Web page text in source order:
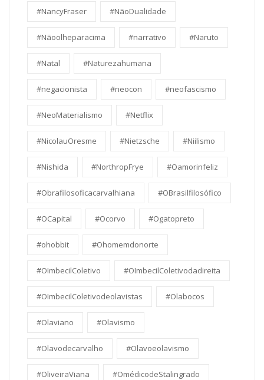
#NancyFraser #NãoDualidade
#Nãoolheparacima #narrativo #Naruto
#Natal #Naturezahumana
#negacionista #neocon #neofascismo
#NeoMaterialismo #Netflix
#NicolauOresme #Nietzsche #Niilismo
#Nishida #NorthropFrye #Oamorinfeliz
#Obrafilosoficacarvalhiana #OBrasilfilosófico
#OCapital #Ocorvo #Ogatopreto
#ohobbit #Ohomemdonorte
#OImbecilColetivo #OImbecilColetivodadireita
#OImbecilColetivodeolavistas #Olabocos
#Olaviano #Olavismo
#Olavodecarvalho #Olavoeolavismo
#OliveiraViana #OmédicodeStalingrado